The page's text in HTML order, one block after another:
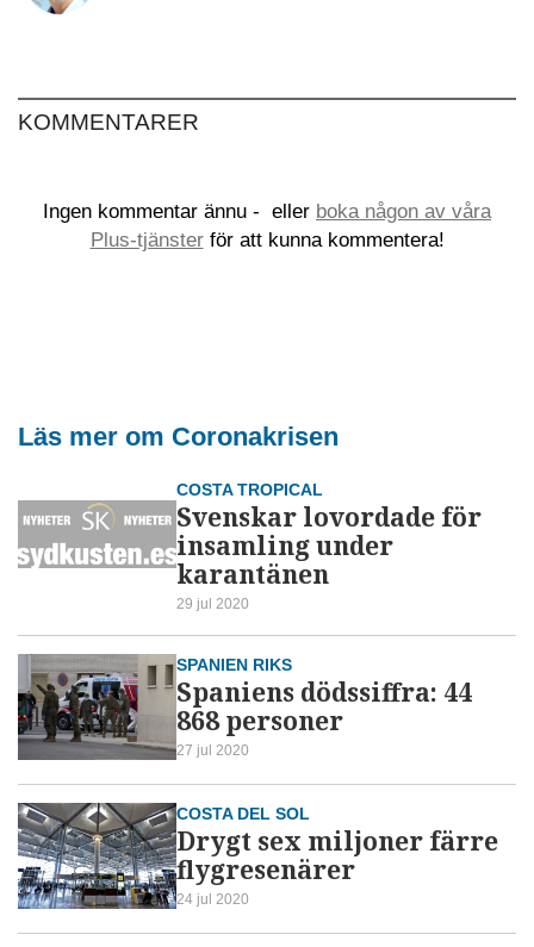
KOMMENTARER
Ingen kommentar ännu - eller boka någon av våra
Plus-tjänsterför att kunna kommentera!
Läs mer om Coronakrisen
COSTA TROPICAL
Svenskar lovordade för
insamling under
karantänen
29 jul 2020
SPANIEN RIKS
Spaniens dödssiffra: 44
868 personer
27 jul 2020
COSTA DEL SOL
Drygt sex miljoner färre
flygresenärer
24 jul 2020